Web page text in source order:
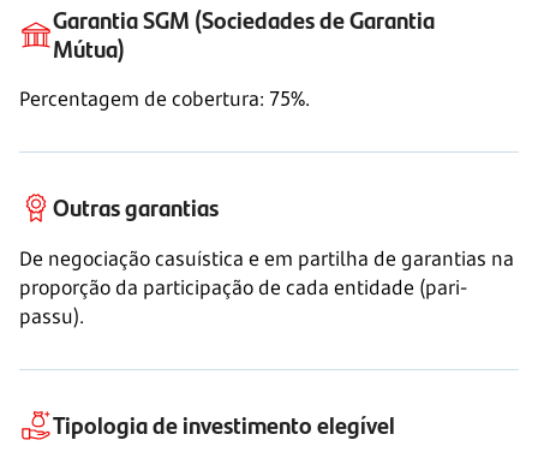
Garantia SGM (Sociedades de Garantia
Mútua)
Percentagem de cobertura: 75%.
Outras garantias
De negociação casuística e em partilha de garantias na
proporção da participação de cada entidade (pari-
passu).
Tipologia de investimento elegível